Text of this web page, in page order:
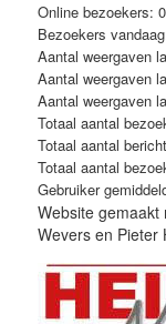
Online bezoekers:0
Bezoekers
Aantal weergaven
Aantal weergaven
Aantal weergaven
Totaal aantal
Totaal aantal
Totaal aantal
Gebruiker
Website
Wevers en Pieter